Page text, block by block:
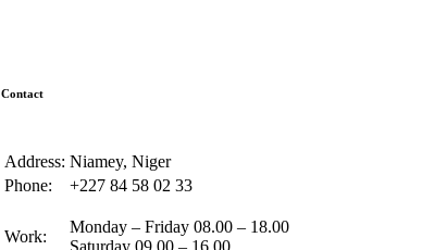
Contact
Address: Niamey, Niger
Phone:
+227 84 58 02 33
Work:
Monday – Friday 08.00 – 18.00
Saturday 09.00 – 16.00